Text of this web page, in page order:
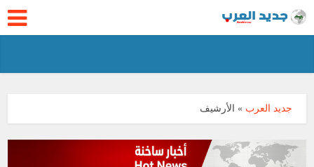
جديد العرب » الأرشيف